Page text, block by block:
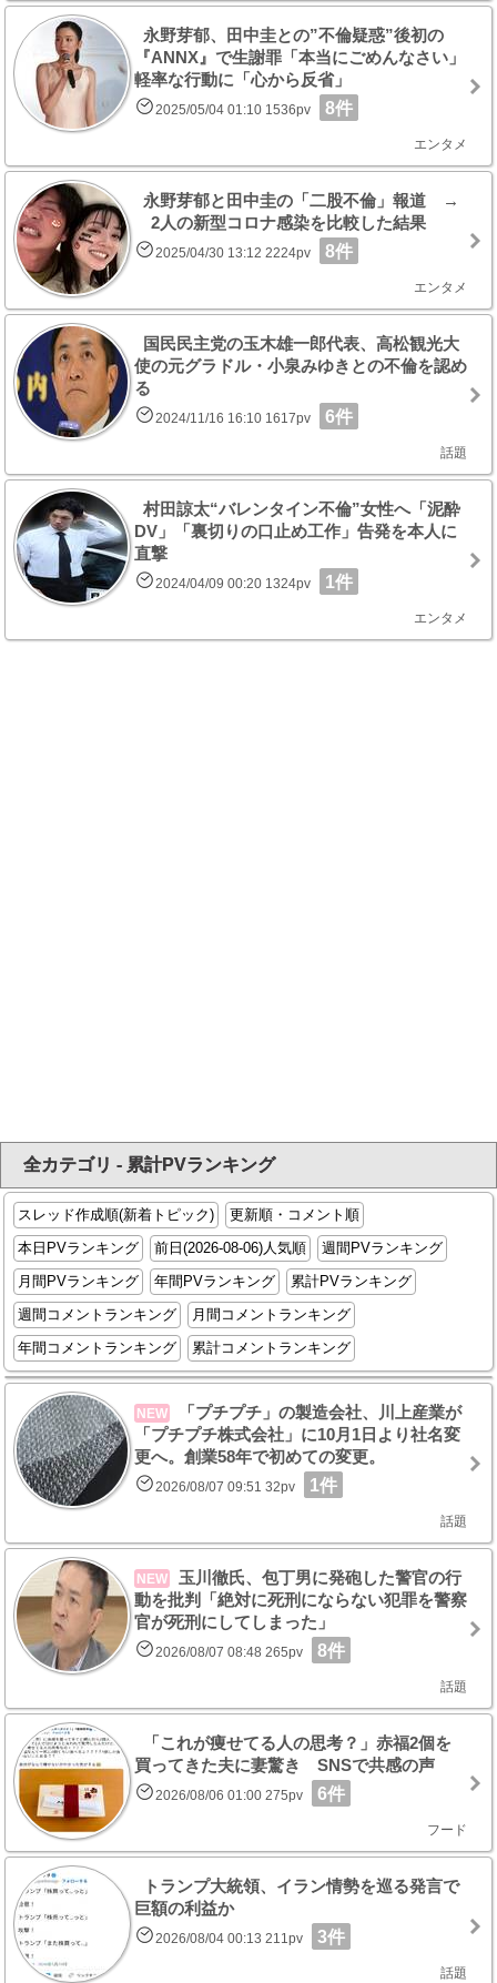
永野芽郁、田中圭との”不倫疑惑”後初の
『ANNX』で生謝罪「本当にごめんなさい」
軽率な行動に「心から反省」
2025/05/04 01:10 1536pv 8件
エンタメ
永野芽郁と田中圭の「二股不倫」報道 →
2人の新型コロナ感染を比較した結果
2025/04/30 13:12 2224pv 8件
エンタメ
国民民主党の玉木雄一郎代表、高松観光大
使の元グラドル・小泉みゆきとの不倫を認め
る
2024/11/16 16:10 1617pv 6件
話題
村田諒太“バレンタイン不倫”女性へ「泥酔
DV」「裏切りの口止め工作」告発を本人に
直撃
2024/04/09 00:20 1324pv 1件
エンタメ
全カテゴリ - 累計PVランキング
スレッド作成順(新着トピック)
更新順・コメント順
本日PVランキング
前日(2026-08-06)人気順
週間PVランキング
月間PVランキング
年間PVランキング
累計PVランキング
週間コメントランキング
月間コメントランキング
年間コメントランキング
累計コメントランキング
NEW
「プチプチ」の製造会社、川上産業が
「プチプチ株式会社」に10月1日より社名変
更へ。創業58年で初めての変更。
2026/08/07 09:51 32pv 1件
話題
NEW
玉川徹氏、包丁男に発砲した警官の行
動を批判「絶対に死刑にならない犯罪を警察
官が死刑にしてしまった」
2026/08/07 08:48 265pv 8件
話題
「これが痩せてる人の思考？」赤福2個を
買ってきた夫に妻驚き SNSで共感の声
2026/08/06 01:00 275pv 6件
フード
トランプ大統領、イラン情勢を巡る発言で
巨額の利益か
2026/08/04 00:13 211pv 3件
話題